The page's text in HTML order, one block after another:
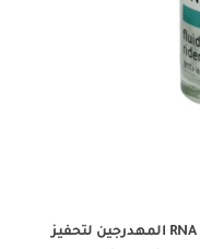
سائل مضاد للشيخوخة يحتوي على DNA و RNA المهدرجين لتحفيز